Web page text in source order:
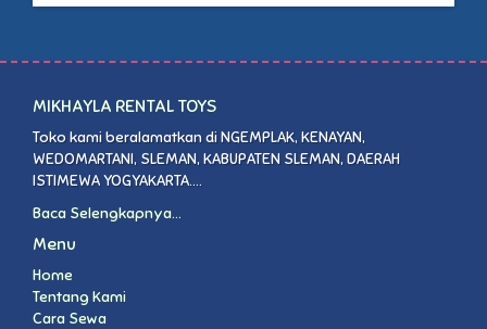
MIKHAYLA RENTAL TOYS
Toko kami beralamatkan di NGEMPLAK, KENAYAN,
WEDOMARTANI, SLEMAN, KABUPATEN SLEMAN, DAERAH
ISTIMEWA YOGYAKARTA....
Baca Selengkapnya...
Menu
Home
Tentang Kami
Cara Sewa